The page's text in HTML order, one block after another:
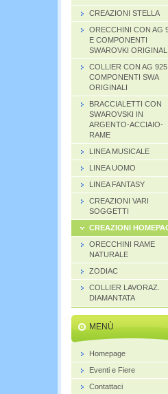
CREAZIONI STELLA
ORECCHINI CON AG
E COMPONENTI
SWAROVKI ORIGINALI
COLLIER CON AG
COMPONENTI SWA
ORIGINALI
BRACCIALETTI CON
SWAROVSKI IN
ARGENTO-ACCIAIO-
RAME
LINEA MUSICALE
LINEA UOMO
LINEA FANTASY
CREAZIONI VARI
SOGGETTI
CREAZIONI
ORECCHINI RAME
NATURALE
ZODIAC
COLLIER LAVORAZ.
DIAMANTATA
MENÙ
Homepage
Eventi e Fiere
Contattaci